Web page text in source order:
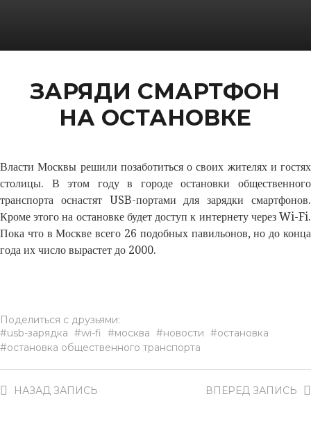
ЗАРЯДИ СМАРТФОН
НА ОСТАНОВКЕ
Власти Москвы решили позаботиться о своих жителях и гостях
столицы. В этом году в городе остановки общественного
транспорта оснастят USB-портами для зарядки смартфонов.
Кроме этого на остановке будет доступ к интернету через Wi-Fi.
Пока что в Москве всего 26 подобных павильонов, но до конца
года их число вырастет до 2000.
Поделиться с друзьями:
usb-зарядка
wi-fi москва новости
остановка
остановка общественного транспорта
ВПЕРЕД ЗАПИСЬ
НАЗАД ЗАПИСЬ